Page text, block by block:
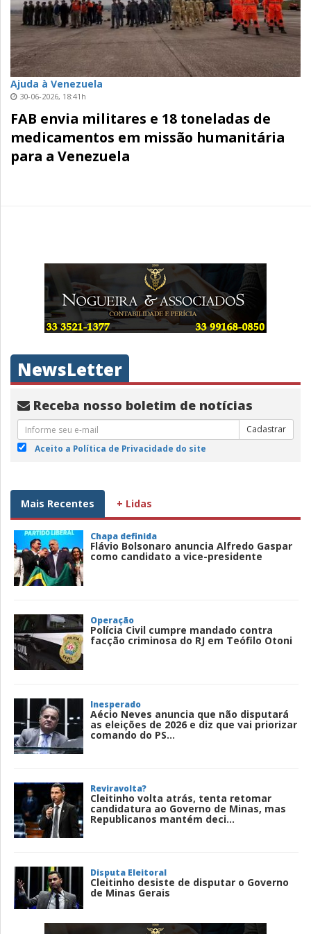
Ajuda à Venezuela
30-06-2026, 18:41h
FAB envia militares e 18 toneladas de
medicamentos em missão humanitária
para a Venezuela
NewsLetter
Receba nosso boletim de notícias
Cadastrar
Aceito a Política de Privacidade do site
Mais Recentes + Lidas
Chapa definida
Flávio Bolsonaro anuncia Alfredo Gaspar
como candidato a vice-presidente
Operação
Polícia Civil cumpre mandado contra
facção criminosa do RJ em Teófilo Otoni
Inesperado
Aécio Neves anuncia que não disputará
as eleições de 2026 e diz que vai priorizar
comando do PS...
Reviravolta?
Cleitinho volta atrás, tenta retomar
candidatura ao Governo de Minas, mas
Republicanos mantém deci...
Disputa Eleitoral
Cleitinho desiste de disputar o Governo
de Minas Gerais